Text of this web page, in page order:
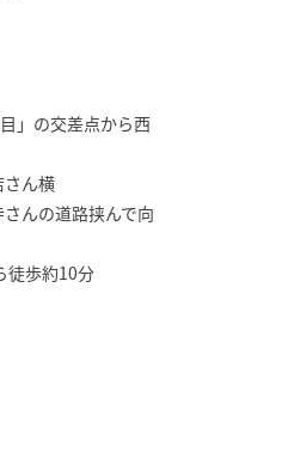
」の交差点から西
さん横
んの道路挟んで向
徒歩約10分